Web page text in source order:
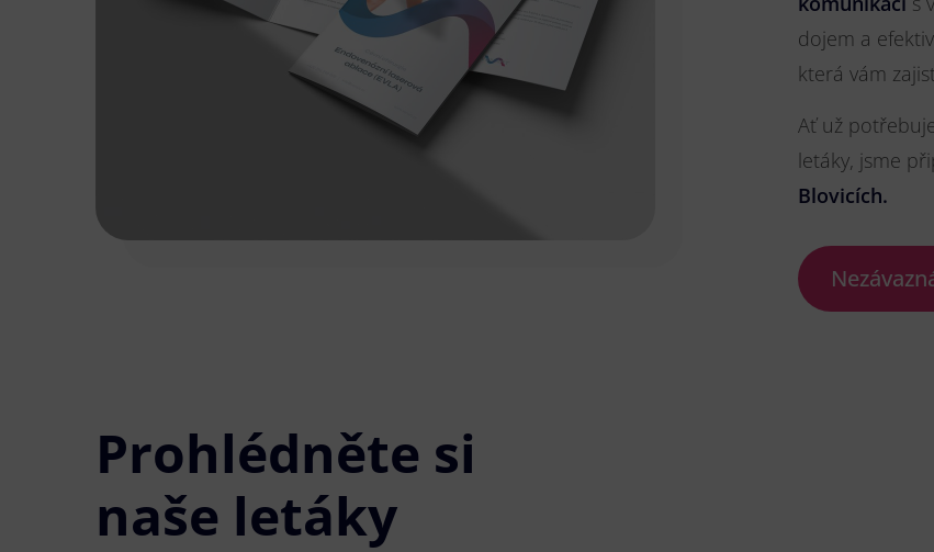
dojem a
která vám
Ať už
letáky, jsme
Blovicích.
Prohlédněte si
naše letáky